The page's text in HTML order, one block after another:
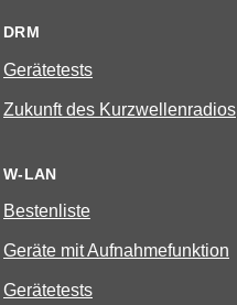
DRM
Gerätetests
Zukunft des Kurzwellenradios
W-LAN
Bestenliste
Geräte mit Aufnahmefunktion
Gerätetests